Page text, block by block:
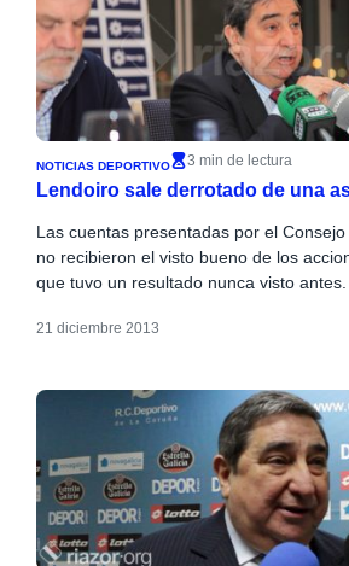
NOTICIAS DEPORTIVO 3 min de lectura
Lendoiro sale derrotado de una
Las cuentas presentadas por el
no recibieron el visto bueno de los
que tuvo un resultado nunca visto antes.
21 diciembre 2013